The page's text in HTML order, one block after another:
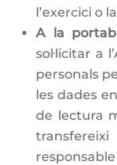
l’exercici o
A la
sol·licitar a
personals
les dades
de lectura